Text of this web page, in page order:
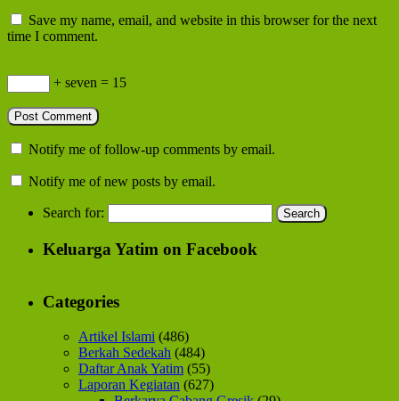
Save my name, email, and website in this browser for the next
time I comment.
+ seven = 15
Notify me of follow-up comments by email.
Notify me of new posts by email.
Search for:
Keluarga Yatim on Facebook
Categories
Artikel Islami (486)
Berkah Sedekah (484)
Daftar Anak Yatim (55)
Laporan Kegiatan (627)